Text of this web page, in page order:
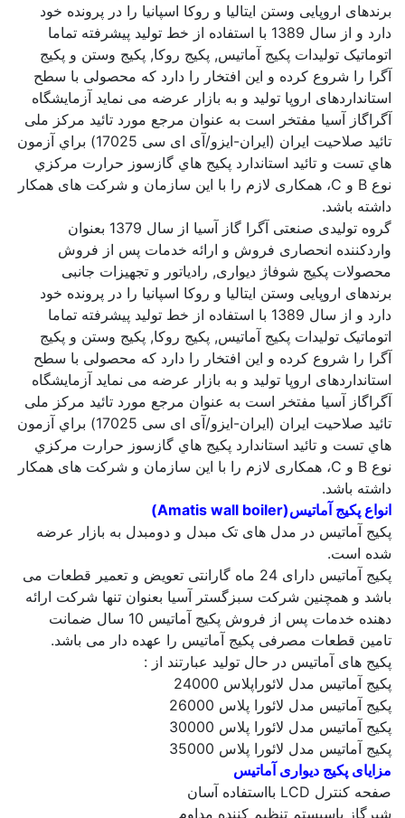
برندهای اروپایی وستن ایتالیا و روکا اسپانیا را در پرونده خود
دارد و از سال 1389 با استفاده از خط تولید پیشرفته تماما
اتوماتیک تولیدات پکیج آماتیس, پکیج روکا, پکیج وستن و پکیج
آگرا را شروع کرده و این افتخار را دارد که محصولی با سطح
استانداردهای اروپا تولید و به بازار عرضه می نماید آزمايشگاه
آگراگاز آسيا مفتخر است به عنوان مرجع مورد تائید مرکز ملی
تائید صلاحیت ایران (ایران-ایزو/آی ای سی 17025) براي آزمون
هاي تست و تائید استاندارد پكيج هاي گازسوز حرارت مركزي
نوع B و C، همکاری لازم را با این سازمان و شرکت های همکار
داشته باشد.
گروه تولیدی صنعتی آگرا گاز آسیا از سال 1379 بعنوان
واردکننده انحصاری فروش و ارائه خدمات پس از فروش
محصولات پکیج شوفاژ دیواری, رادیاتور و تجهیزات جانبی
برندهای اروپایی وستن ایتالیا و روکا اسپانیا را در پرونده خود
دارد و از سال 1389 با استفاده از خط تولید پیشرفته تماما
اتوماتیک تولیدات پکیج آماتیس, پکیج روکا, پکیج وستن و پکیج
آگرا را شروع کرده و این افتخار را دارد که محصولی با سطح
استانداردهای اروپا تولید و به بازار عرضه می نماید آزمايشگاه
آگراگاز آسيا مفتخر است به عنوان مرجع مورد تائید مرکز ملی
تائید صلاحیت ایران (ایران-ایزو/آی ای سی 17025) براي آزمون
هاي تست و تائید استاندارد پكيج هاي گازسوز حرارت مركزي
نوع B و C، همکاری لازم را با این سازمان و شرکت های همکار
داشته باشد.
انواع پکیج آماتیس(Amatis wall boiler)
پکیج آماتیس در مدل های تک مبدل و دومبدل به بازار عرضه
شده است.
پکیج آماتیس دارای 24 ماه گارانتی تعویض و تعمیر قطعات می
باشد و همچنین شرکت سبزگستر آسیا بعنوان تنها شرکت ارائه
دهنده خدمات پس از فروش پکیج آماتیس 10 سال ضمانت
تامین قطعات مصرفی پکیج آماتیس را عهده دار می باشد.
پکیج های آماتیس در حال تولید عبارتند از :
پکیج آماتیس مدل لائوراپلاس 24000
پکیج آماتیس مدل لائورا پلاس 26000
پکیج آماتیس مدل لائورا پلاس 30000
پکیج آماتیس مدل لائورا پلاس 35000
مزایای پکیج دیواری آماتیس
صفحه کنترل LCD بااستفاده آسان
شیرگاز باسیستم تنظیم کننده مداوم